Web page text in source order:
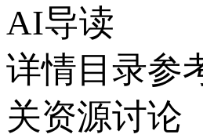
AI导读
详情 目录参
关资源讨论